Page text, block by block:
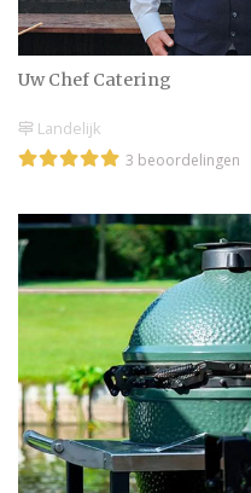
Uw Chef Catering
Landelijk
3 beoordelingen